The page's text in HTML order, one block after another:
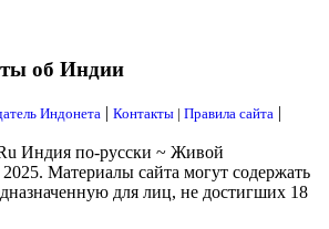
об Индии
Индонета | Контакты | Правила сайта |
Индия по-русски ~ Живой
Материалы сайта могут содержать
для лиц, не достигших 18